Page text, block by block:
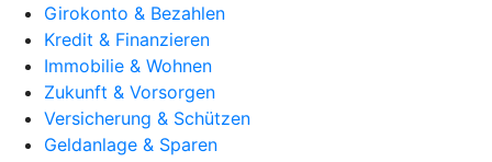
Girokonto & Bezahlen
Kredit & Finanzieren
Immobilie & Wohnen
Zukunft & Vorsorgen
Versicherung & Schützen
Geldanlage & Sparen